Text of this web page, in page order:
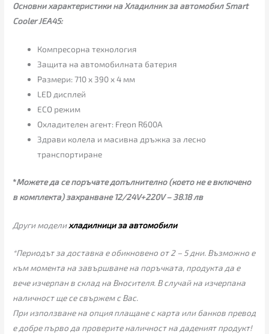
Основни характеристики на Хладилник за автомобил Smart
Cooler JEA45:
Компресорна технология
Защита на автомобилната батерия
Размери: 710 x 390 x 4 мм
LED дисплей
ECO режим
Охладителен агент: Freon R600A
Здрави колела и масивна дръжка за лесно
транспортиране
*Можете да се поръчате допълнително (кoeто не е включено
в комплекта) захранване 12/24V+220V – 38.18 лв
Други моделихладилници за автомобили
*Периодът за доставка е обикновено от 2 – 5 дни. Възможно е
към момента на завършване на поръчката, продукта да е
вече изчерпан в склад на Вносителя. В случай на изчерпана
наличност ще се свържем с Вас.
При използване на опция плащане с карта или банков превод
е добре първо да проверите наличност на даденият продукт!